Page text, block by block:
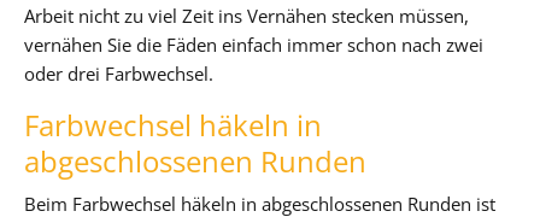
Arbeit nicht zu viel Zeit ins Vernähen stecken müssen,
vernähen Sie die Fäden einfach immer schon nach zwei
oder drei Farbwechsel.
Farbwechsel häkeln in
abgeschlossenen Runden
Beim Farbwechsel häkeln in abgeschlossenen Runden ist